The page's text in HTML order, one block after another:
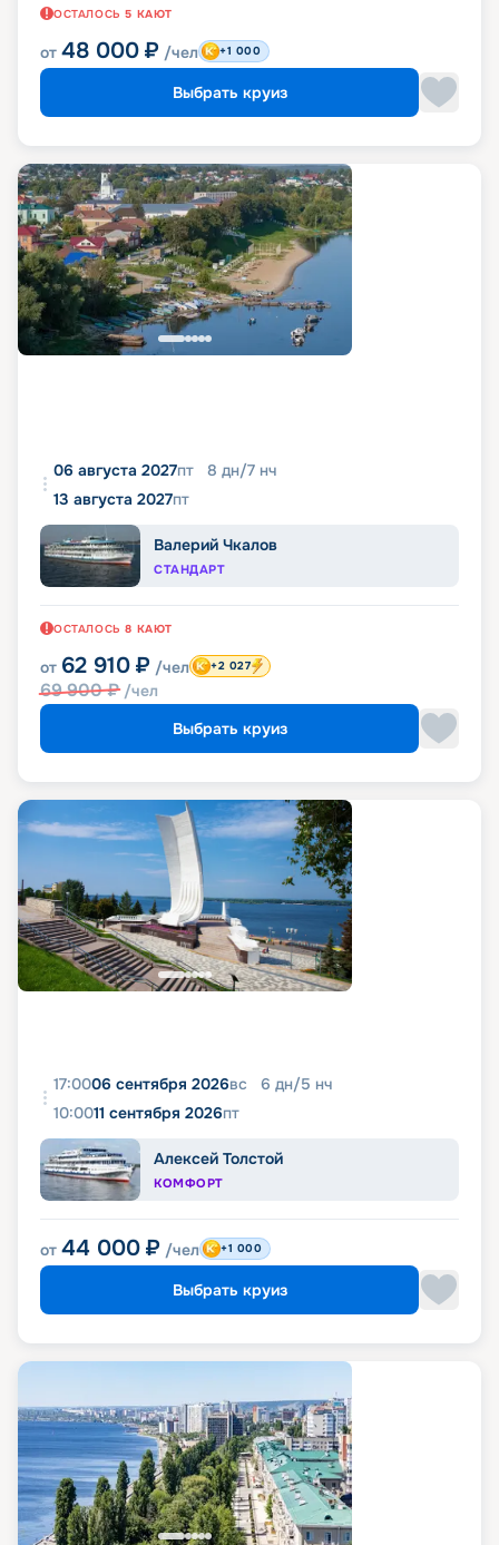
ОСТАЛОСЬ 5 КАЮТ
от 48 000 ₽ /чел +1 000
Выбрать круиз
06 августа 2027пт 8 дн/7 нч
13 августа 2027пт
Валерий Чкалов
СТАНДАРТ
ОСТАЛОСЬ 8 КАЮТ
от 62 910 ₽ /чел
69 900₽ /чел
+2 027
Выбрать круиз
17:0006 сентября 2026вс 6 дн/5 нч
10:0011 сентября 2026пт
Алексей Толстой
КОМФОРТ
от 44 000 ₽ /чел +1 000
Выбрать круиз